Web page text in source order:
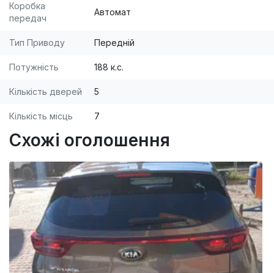
Коробка
передач
Автомат
Тип Приводу Передній
Потужність 188 к.с.
Кількість дверей 5
Кількість місць 7
Схожі оголошення